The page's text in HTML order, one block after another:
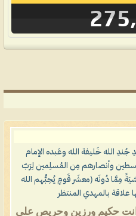
جُندِ الله خَليفة الله وعَبده الإمام
وأنصارهم مِن المُسلِمين لِرَبّ
مِمَّا دُونَه (معشَر قَومٍ يُحِبُّهم الله
علاقة بالمهدي المنتظر
انت حكيم ورزين وحريص على